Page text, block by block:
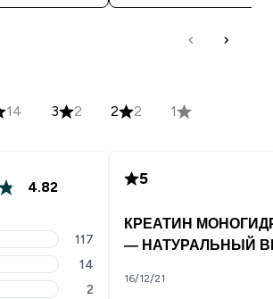
14 3 2 2 2 1
4.82
117
14
2
5
КРЕАТИН
— НАТУРАЛЬНЫЙ
16/12/21